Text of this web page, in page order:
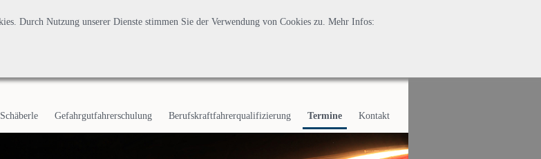
Durch Nutzung unserer Dienste stimmen Sie der Verwendung von Cookies zu. Mehr Infos:
Gefahrgutfahrerschulung Berufskraftfahrerqualifizierung Termine Kontakt